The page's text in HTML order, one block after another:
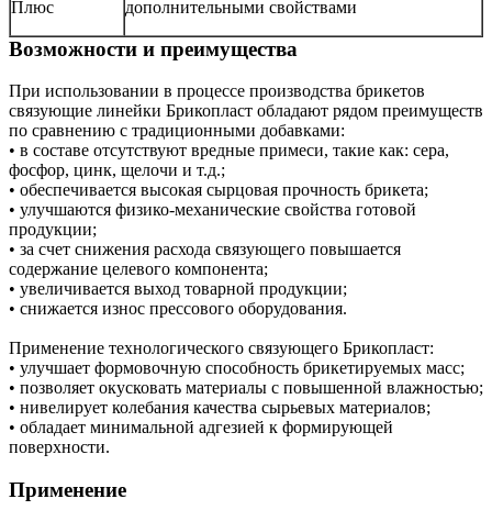
Плюс
дополнительными свойствами
Возможности и преимущества
При использовании в процессе производства брикетов
связующие линейки Брикопласт обладают рядом преимуществ
по сравнению с традиционными добавками:
• в составе отсутствуют вредные примеси, такие как: сера,
фосфор, цинк, щелочи и т.д.;
• обеспечивается высокая сырцовая прочность брикета;
• улучшаются физико-механические свойства готовой
продукции;
• за счет снижения расхода связующего повышается
содержание целевого компонента;
• увеличивается выход товарной продукции;
• снижается износ прессового оборудования.
Применение технологического связующего Брикопласт:
• улучшает формовочную способность брикетируемых масс;
• позволяет окусковать материалы с повышенной влажностью;
• нивелирует колебания качества сырьевых материалов;
• обладает минимальной адгезией к формирующей
поверхности.
Применение